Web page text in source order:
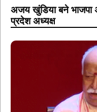
अजय खुंडिया बने भाजपा
प्रदेश अध्यक्ष